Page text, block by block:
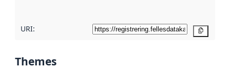
URI:
Themes